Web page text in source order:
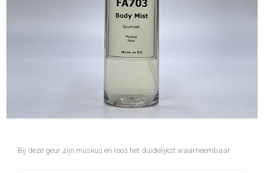
Bij deze geur zijn muskus en roos het duidelijkst waarneembaar.